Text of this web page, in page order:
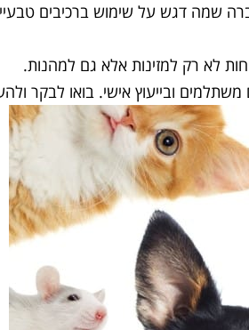
שמה דגש על שימוש ברכיבים
לא רק למזינות אלא גם למהנות.
ובייעוץ אישי. בואו לבקר